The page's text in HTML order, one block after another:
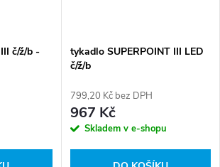
č/ž/b -
tykadlo SUPERPOINT III LED
č/ž/b
799,20 Kč bez DPH
967 Kč
Skladem v e-shopu